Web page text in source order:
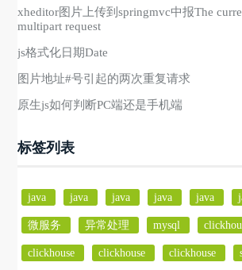
xheditor图片上传到springmvc中报The
multipart request
js格式化日期Date
图片地址#号引起的两次重复请求
原生js如何判断PC端还是手机端
标签列表
java java java java java
微服务 异常处理 mysql
clickhouse clickhouse clickhouse